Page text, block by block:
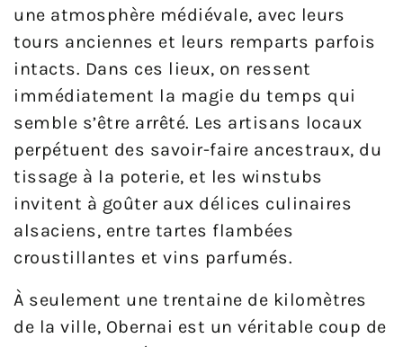
une atmosphère médiévale, avec leurs
tours anciennes et leurs remparts parfois
intacts. Dans ces lieux, on ressent
immédiatement la magie du temps qui
semble s’être arrêté. Les artisans locaux
perpétuent des savoir-faire ancestraux, du
tissage à la poterie, et les winstubs
invitent à goûter aux délices culinaires
alsaciens, entre tartes flambées
croustillantes et vins parfumés.
À seulement une trentaine de kilomètres
de la ville, Obernai est un véritable coup de